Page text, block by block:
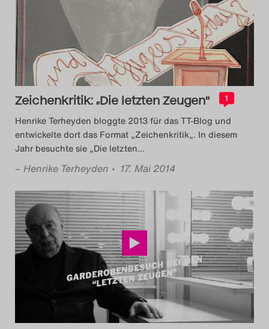
Das Theatertreffen-Blog
2014
Das Theatertreffen-Blog
2015
Das Theatertreffen-Blog
2016
Das Theatertreffen-Blog
2017
Das Theatertreffen-Blog
2018
Das Theatertreffen-Blog
2018 Alumni
Zeichenkritik: „Die letzten Zeugen" 1
Henrike Terheyden bloggte 2013 für das TT-Blog und
entwickelte dort das Format „Zeichenkritik„. In diesem
Jahr besuchte sie „Die letzten…
– Henrike Terheyden • 17. Mai 2014